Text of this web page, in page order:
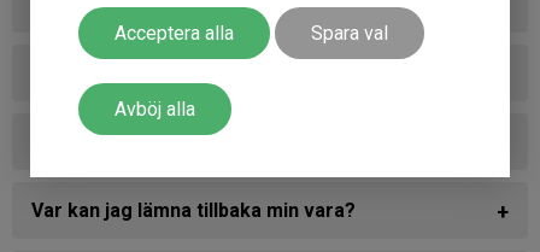
Acceptera alla Spara val
Avböj alla
Hur gör jag en retur?
Var kan jag lämna tillbaka min vara?